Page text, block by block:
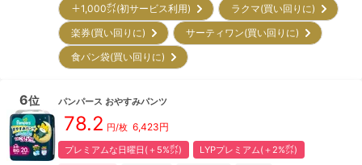
＋1,000㌽(初サービス利用)
ラクマ(買い回りに)
楽券(買い回りに)
サーティワン(買い回りに)
食パン袋(買い回りに)
6位 パンパース おやすみパンツ
78.2 円/枚 6,423円
プレミアムな日曜日(＋5%㌽) LYPプレミアム(＋2%㌽)